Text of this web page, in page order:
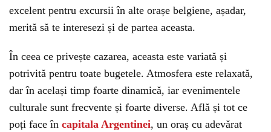
excelent pentru excursii în alte orașe belgiene, așadar,
merită să te interesezi și de partea aceasta.
În ceea ce privește cazarea, aceasta este variată și
potrivită pentru toate bugetele. Atmosfera este relaxată,
dar în același timp foarte dinamică, iar evenimentele
culturale sunt frecvente și foarte diverse. Află și tot ce
poți face în capitala Argentinei, un oraș cu adevărat